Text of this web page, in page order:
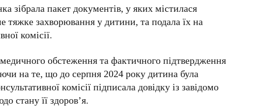
зібрала пакет документів, у яких містилася
тяжке захворювання у дитини, та подала їх на
комісії.
обстеження та фактичного підтвердження
на те, що до серпня 2024 року дитина була
комісії підписала довідку із завідомо
стану її здоров’я.